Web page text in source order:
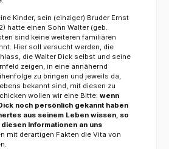
Kinder, sein (einziger) Bruder Ernst
hatte einen Sohn Walter (geb.
sind keine weiteren familiären
Hier soll versucht werden, die
die Walter Dick selbst und seine
zeigen, in eine annähernd
zu bringen und jeweils da,
bekannt sind, mit diesen zu
wollen wir eine Bitte: wenn
noch persönlich gekannt haben
aus seinem Leben wissen, so
Informationen an uns
mit derartigen Fakten die Vita von